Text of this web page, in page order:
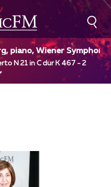
piano, Wiener
dir
N 21 in C dur K 467 - 2